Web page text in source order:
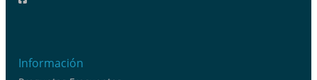
Información